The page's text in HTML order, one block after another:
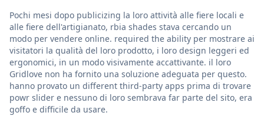
Pochi mesi dopo publicizing la loro attività alle fiere locali e
alle fiere dell'artigianato, rbia shades stava cercando un
modo per vendere online. required the ability per mostrare ai
visitatori la qualità del loro prodotto, i loro design leggeri ed
ergonomici, in un modo visivamente accattivante. il loro
Gridlove non ha fornito una soluzione adeguata per questo.
hanno provato un different third-party apps prima di trovare
powr slider e nessuno di loro sembrava far parte del sito, era
goffo e difficile da usare.